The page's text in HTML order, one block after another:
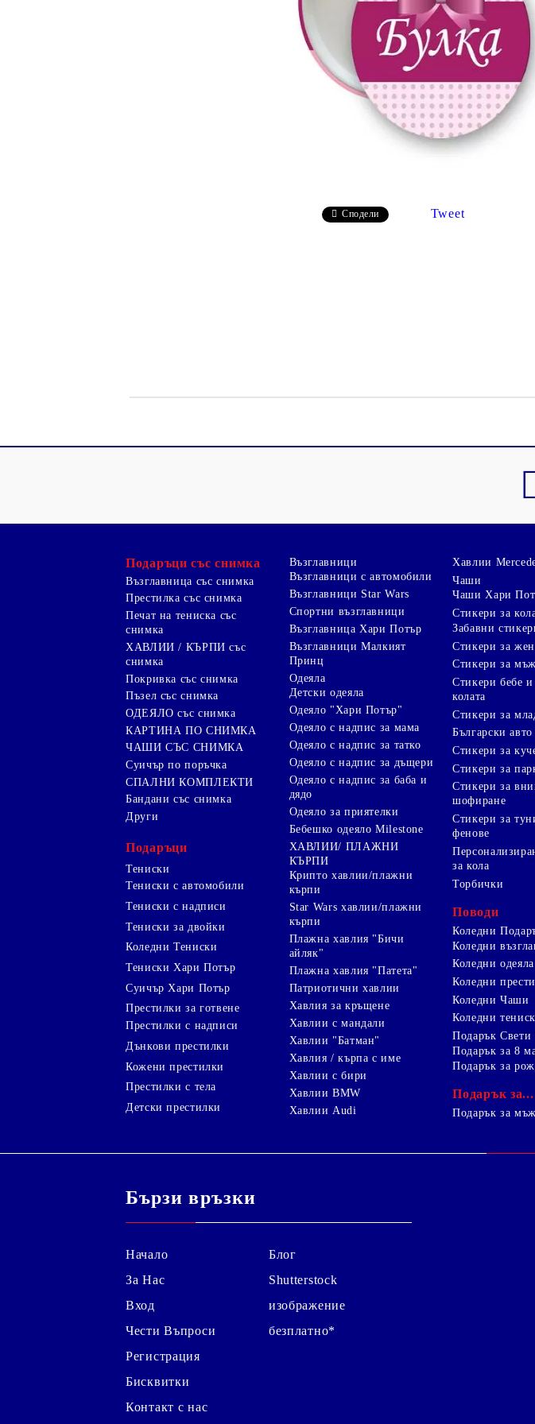
Възглавници по поръчка
Сподели Tweet
Подаръци със снимка
Възглавница със снимка
Престилка със снимка
Печат на тениска със
снимка
ХАВЛИИ / КЪРПИ със
снимка
Покривка със снимка
Пъзел със снимка
ОДЕЯЛО със снимка
КАРТИНА ПО СНИМКА
ЧАШИ СЪС СНИМКА
Суичър по поръчка
СПАЛНИ КОМПЛЕКТИ
Бандани със снимка
Други
Подаръци
Тениски
Тениски с автомобили
Тениски с надписи
Тениски за двойки
Коледни Тениски
Тениски Хари Потър
Суичър Хари Потър
Престилки за готвене
Престилки с надписи
Дънкови престилки
Кожени престилки
Престилки с тела
Детски престилки
Възглавници
Възглавници с автомобили
Възглавници Star Wars
Спортни възглавници
Възглавница Хари Потър
Възглавници Малкият
Принц
Одеяла
Детски одеяла
Одеяло "Хари Потър"
Одеяло с надпис за мама
Одеяло с надпис за татко
Одеяло с надпис за дъщери
Одеяло с надпис за баба и
дядо
Одеяло за приятелки
Бебешко одеяло Milestone
ХАВЛИИ/ ПЛАЖНИ
КЪРПИ
Крипто хавлии/плажни
кърпи
Star Wars хавлии/плажни
кърпи
Плажна хавлия "Бичи
айляк"
Плажна хавлия "Патета"
Патриотични хавлии
Хавлия за кръщене
Хавлии с мандали
Хавлии "Батман"
Хавлия / кърпа с име
Хавлии с бири
Хавлии BMW
Хавлии Audi
Хавлии
Чаши
Чаши Хари
Стикери за
Забавни
Стикери за
Стикери за
Стикери бебе и
колата
Стикери за
Български
Стикери за
Стикери за
Стикери за
шофиране
Стикери за
фенове
за кола
Торбички
Поводи
Коледни
Коледни
Коледни одеяла
Коледни
Коледни Чаши
Коледни
Подарък Свети
Подарък за 8
Подарък за
Подарък за...
Подарък за мъж
Бързи връзки
Начало
За Нас
Вход
Чести Въпроси
Регистрация
Бисквитки
Контакт с нас
Блог
Shutterstock
изображение
безплатно*